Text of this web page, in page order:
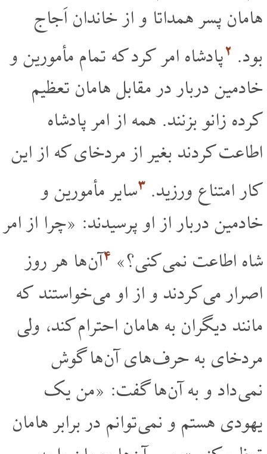
هامان پسر همداتا و از خاندان اَجاج
بود. ۲پادشاه امر کرد که تمام مأمورین و
خادمین دربار در مقابل هامان تعظیم
کرده زانو بزنند. همه از امر پادشاه
اطاعت کردند بغیر از مردخای که از این
کار امتناع ورزید. ۳سایر مأمورین و
خادمین دربار از او پرسیدند: «چرا از امر
شاه اطاعت نمی کنی؟» ۴آن ها هر روز
اصرار می کردند و از او می خواستند که
مانند دیگران به هامان احترام کند، ولی
مردخای به حرف های آن ها گوش
نمی داد و به آن ها گفت: «من یک
یهودی هستم و نمی توانم در برابر هامان